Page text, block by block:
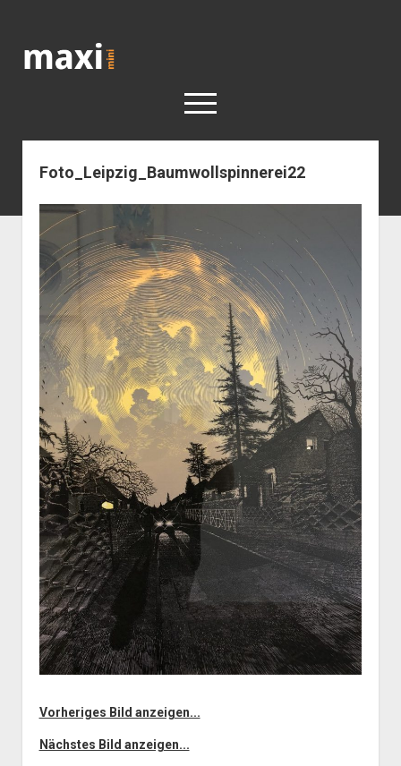
open
< work
Berlin
Reisen
Kunst
Geschichte
open
dropdown
menu
Geschichte der Stadt Berlin
Impressum
Foto_Leipzig_Baumwollspinnerei22
Vorheriges Bild anzeigen...
Nächstes Bild anzeigen...